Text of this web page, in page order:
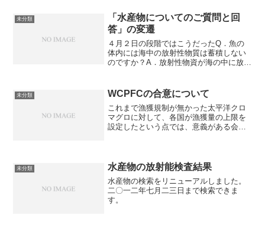
未分類
「水産物についてのご質問と回
答」の変遷
４月２日の段階ではこうだったQ．魚の
体内には海中の放射性物質は蓄積しない
のですか？A．放射性物資が海の中に放出
従って、魚への影響は小さいものと考え
られます。セシウムは、...
未分類 WCPFCの合意について
これまで漁獲規制が無かった太平洋クロ
マグロに対して、各国が漁獲量の上限を
設定したという点では、意義がある会合
りもずっと多くのクロマグロ...
未分類 水産物の放射能検査結果
水産物の検索をリニューアルしました。
二〇一二年七月二三日まで検索できま
す。